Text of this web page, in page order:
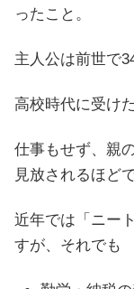
ったこと。
主人公は前世で
高校時代に受け
仕事もせず、親
見放されるほど
近年では「ニー
すが、それでも